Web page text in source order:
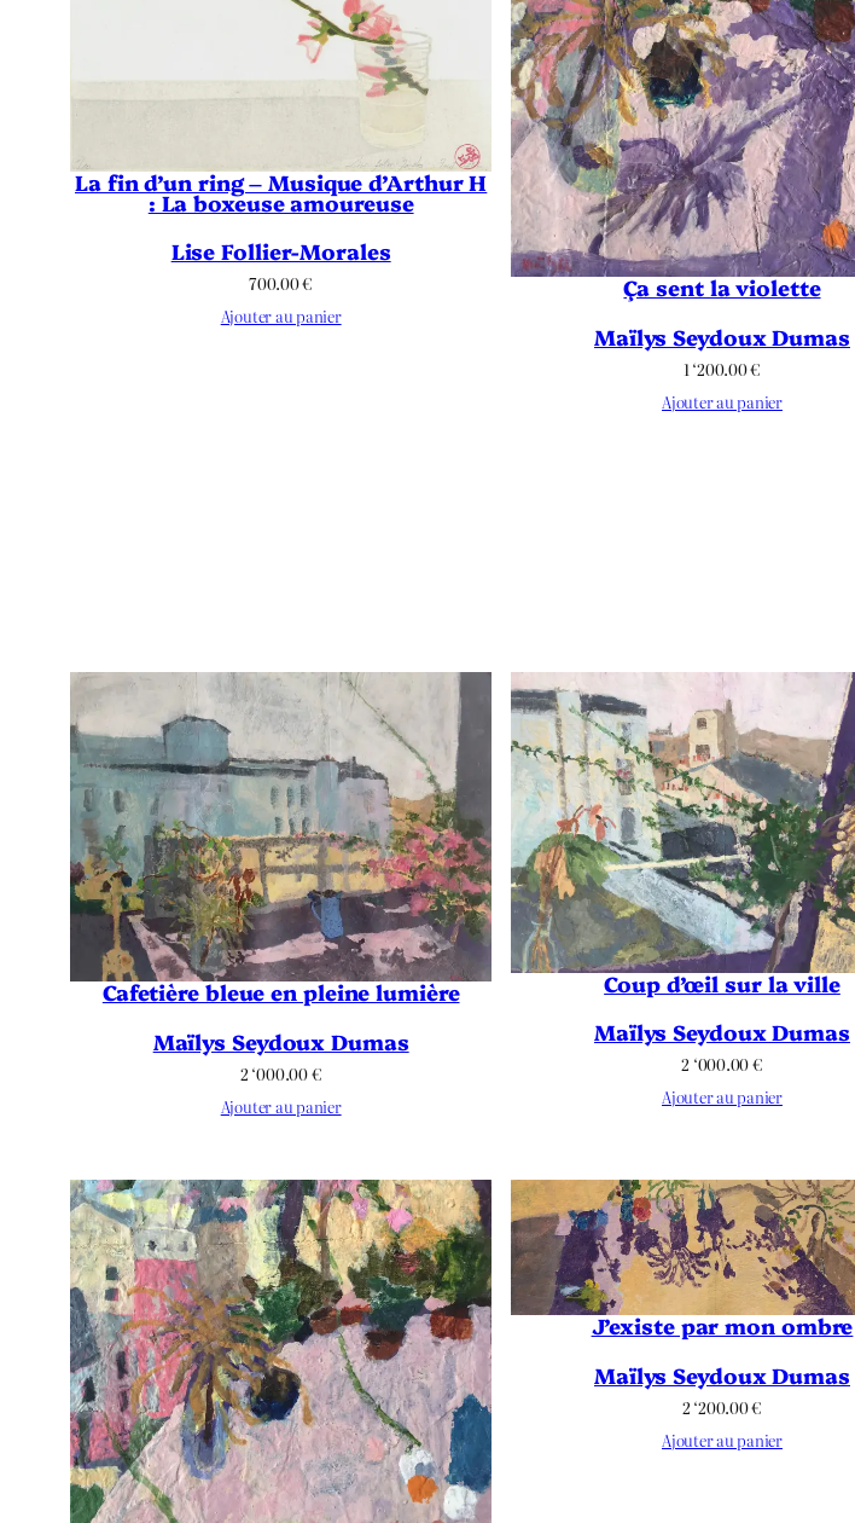
La fin d’un ring – Musique d’Arthur H
: La boxeuse amoureuse
Lise Follier-Morales
700.00€
Ajouter au panier
Ça sent la violette
Maïlys Seydoux Dumas
1 ‘200.00€
Ajouter au panier
Cafetière bleue en pleine lumière
Maïlys Seydoux Dumas
2 ‘000.00€
Ajouter au panier
Coup d’œil sur la ville
Maïlys Seydoux Dumas
2 ‘000.00€
Ajouter au panier
J’existe par mon ombre
Maïlys Seydoux Dumas
2 ‘200.00€
Ajouter au panier